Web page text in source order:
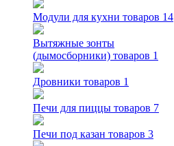
Модули для кухни товаров 14
Вытяжные зонты
(дымосборники) товаров 1
Дровники товаров 1
Печи для пиццы товаров 7
Печи под казан товаров 3